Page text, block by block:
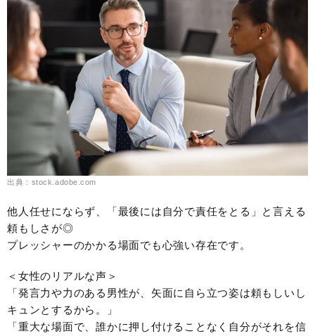
出典：stock.adobe.com
他人任せにならず、「最後には自分で責任をとる」と言える
頼もしさが◎
プレッシャーのかかる場面でも心強い存在です。
＜女性のリアルな声＞
「発言力や力のある男性が、矢面に自ら立つ姿は頼もしいし
キュンとするから。」
「重大な場面で、誰かに押し付けることなく自分がそれを信